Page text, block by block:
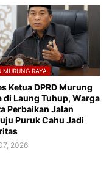
MURUNG RAYA
Ketua DPRD Murung
di Laung Tuhup, Warga
Perbaikan Jalan
Puruk Cahu Jadi
2026